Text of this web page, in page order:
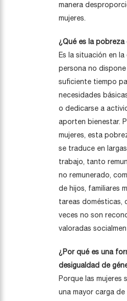
manera
mujeres.
¿Qué es la
Es la situación en la
persona no
suficiente tiempo
necesidades
o dedicarse a
aporten bienestar.
mujeres, esta
se traduce en
trabajo, tanto
no remunerado,
de hijos, familiares
tareas domésticas,
veces no son
valoradas
¿Por qué es una
desigualdad de
Porque las mujeres
una mayor carga